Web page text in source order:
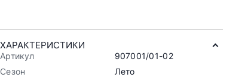
ХАРАКТЕРИСТИКИ
Артикул
907001/01-02
Сезон
Лето